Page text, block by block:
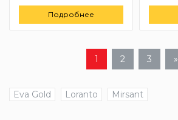
Подробнее
1 2 3 »
Eva Gold Loranto Mirsant